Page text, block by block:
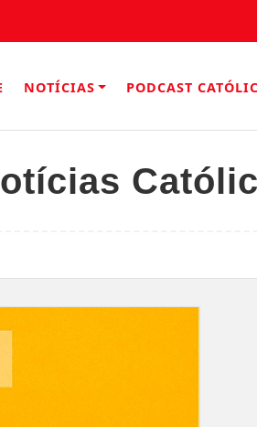
NOTÍCIAS PODCAST